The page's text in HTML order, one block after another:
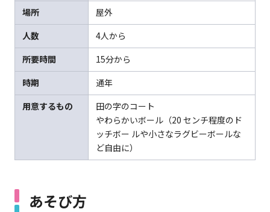
場所
屋外
人数
4人から
所要時間
15分から
時期
通年
用意するもの
田の字のコート
やわらかいボール（20 センチ程度のド
ッチボー ルや小さなラグビーボールな
ど自由に）
あそび方